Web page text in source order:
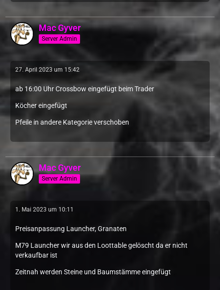
Mac Gyver
Server Admin
27. April 2023 um 15:42
ab 16:00 Uhr Crossbow eingefügt beim Trader
Köcher eingefügt
Pfeile in andere Kategorie verschoben
Mac Gyver
Server Admin
1. Mai 2023 um 10:11
Preisanpassung Launcher, Granaten
M79 Launcher wir aus den Loottable gelöscht da er nicht
verkaufbar ist
Zeitnah werden Steine und Baumstämme eingefügt